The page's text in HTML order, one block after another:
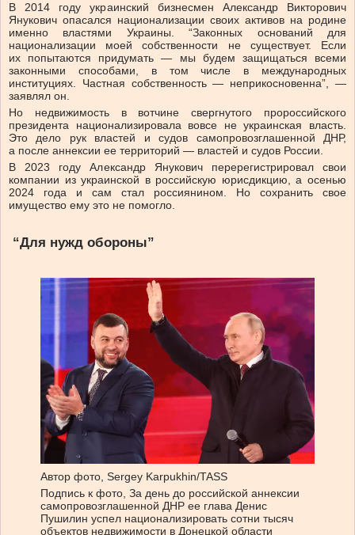
В 2014 году украинский бизнесмен Александр Викторович
Янукович опасался национализации своих активов на родине
именно властями Украины. “Законных оснований для
национализации моей собственности не существует. Если
их попытаются придумать — мы будем защищаться всеми
законными способами, в том числе в международных
институциях. Частная собственность — неприкосновенна”, —
заявлял он.
Но недвижимость в вотчине свергнутого пророссийского
президента национализировала вовсе не украинская власть.
Это дело рук властей и судов самопровозглашенной ДНР,
а после аннексии ее территорий — властей и судов России.
В 2023 году Александр Янукович перерегистрировал свои
компании из украинской в российскую юрисдикцию, а осенью
2024 года и сам стал россиянином. Но сохранить свое
имущество ему это не помогло.
“Для нужд обороны”
Автор фото, Sergey Karpukhin/TASS
Подпись к фото, За день до российской аннексии
самопровозглашенной ДНР ее глава Денис
Пушилин успел национализировать сотни тысяч
объектов недвижимости в Донецкой области